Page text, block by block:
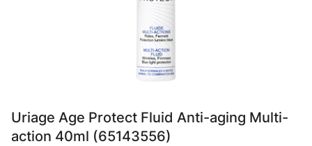
Uriage Age Protect Fluid Anti-aging Multi-
action 40ml (65143556)